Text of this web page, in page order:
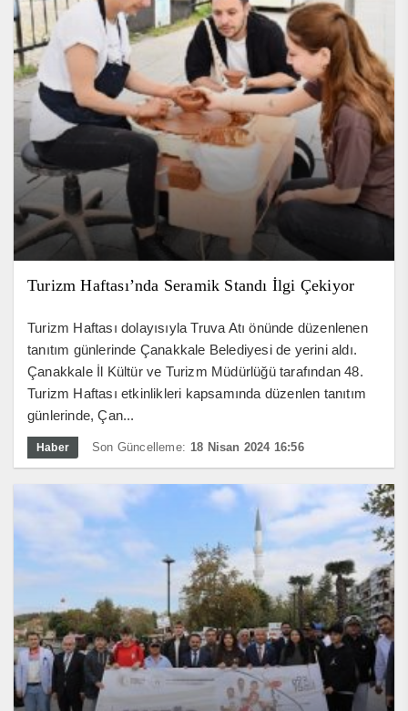
Turizm Haftası’nda Seramik Standı İlgi Çekiyor
Turizm Haftası dolayısıyla Truva Atı önünde düzenlenen
tanıtım günlerinde Çanakkale Belediyesi de yerini aldı.
Çanakkale İl Kültür ve Turizm Müdürlüğü tarafından 48.
Turizm Haftası etkinlikleri kapsamında düzenlen tanıtım
günlerinde, Çan...
Haber Son Güncelleme: 18 Nisan 2024 16:56